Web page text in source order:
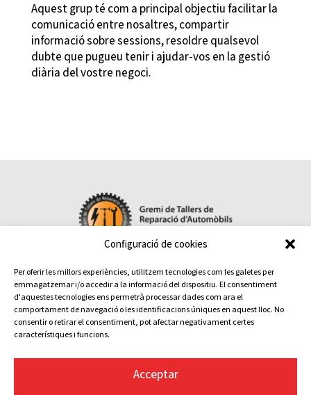
Configuració de cookies
Per oferir les millors experiències, utilitzem tecnologies com les galetes per
emmagatzemar i/o accedir a la informació del dispositiu. El consentiment
d'aquestes tecnologies ens permetrà processar dades com ara el
comportament de navegació o les identificacions úniques en aquest lloc. No
consentir o retirar el consentiment, pot afectar negativament certes
característiques i funcions.
Acceptar
Aquest grup té com a principal objectiu facilitar la
comunicació entre nosaltres, compartir
informació sobre sessions, resoldre qualsevol
dubte que pugueu tenir i ajudar-vos en la gestió
diària del vostre negoci.

Contacta amb nosaltres
Maite Pérez – Gestora del Gremi – Tel.93 736 11 03
Terrassa:Sant Pau, 6 · 08221
Política de cookies